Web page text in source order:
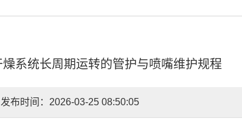
系统长周期运转的管护与喷嘴维护规程
发布时间：2026-03-25 08:50:05